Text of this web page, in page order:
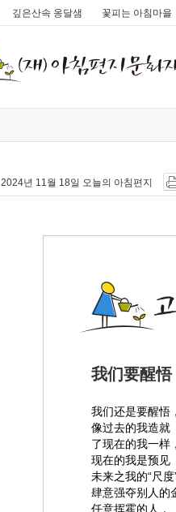
깊은산속 옹달샘 꽃피는 아침마을
2024년 11월 18일 오늘의 아침편지
我们要醒悟
我们还是要醒悟，
像过去的我造就
了现在的我一样，
现在的我是预见
未来之我的“尺度”
肆意强夺别人的
任意挥霍的人，